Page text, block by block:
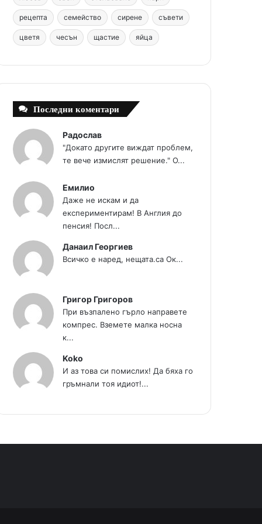
рецепта семейство сирене съвети
цветя чесън щастие яйца
Последни коментари
Радослав
"Докато другите виждат проблем,
те вече измислят решение." О...
Емилио
Даже не искам и да
експериментирам! В Англия до
пенсия! Посл...
Данаил Георгиев
Всичко е наред, нещата.са Ок...
Григор Григоров
При възпалено гърло направете
компрес. Вземете малка носна
к...
Koko
И аз това си помислих! Да бяха го
гръмнали тоя идиот!...